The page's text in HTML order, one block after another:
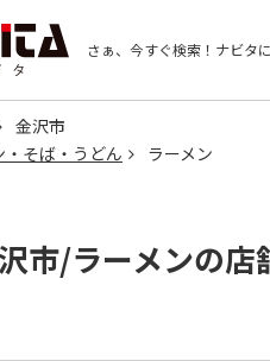
さぁ、今すぐ検索！ ナビタ
金沢市
・そば・うどん ラーメン
市/ラーメンの店